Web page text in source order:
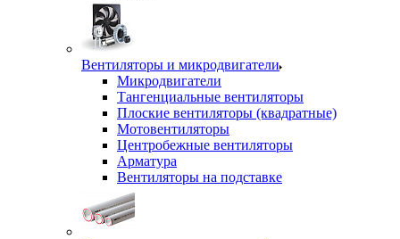
Вентиляторы и микродвигатели
Микродвигатели
Тангенциальные вентиляторы
Плоские вентиляторы (квадратные)
Мотовентиляторы
Центробежные вентиляторы
Арматура
Вентиляторы на подставке